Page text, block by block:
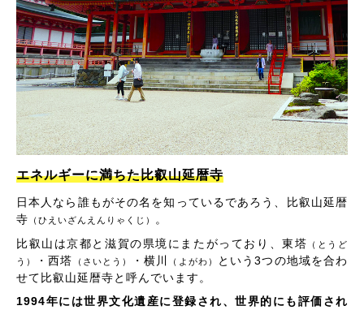
エネルギーに満ちた比叡山延暦寺
日本人なら誰もがその名を知っているであろう、比叡山延暦
寺 （ひえいざんえんりゃくじ） 。
比叡山は京都と滋賀の県境にまたがっており、東塔
（とうど
う）
・西塔 （さいとう） ・横川 （よがわ）
という3つの地域を合わ
せて比叡山延暦寺と呼んでいます。
1994年には世界文化遺産に登録され、世界的にも評価され